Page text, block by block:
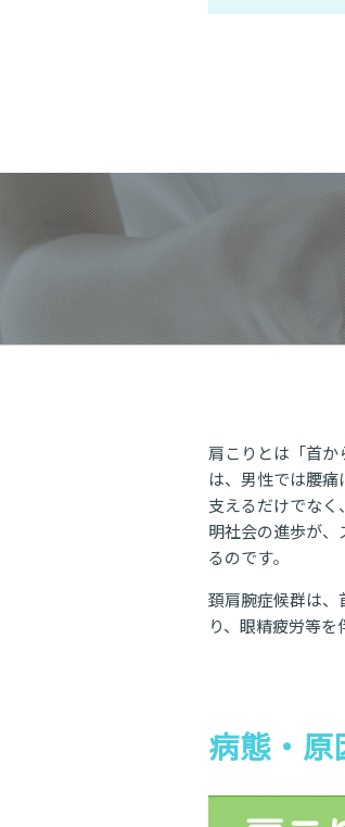
肩こりとは「首か
は、男性では腰
支えるだけでな
明社会の進歩が
るのです。
頚肩腕症候群は、
り、眼精疲労等
病態・原